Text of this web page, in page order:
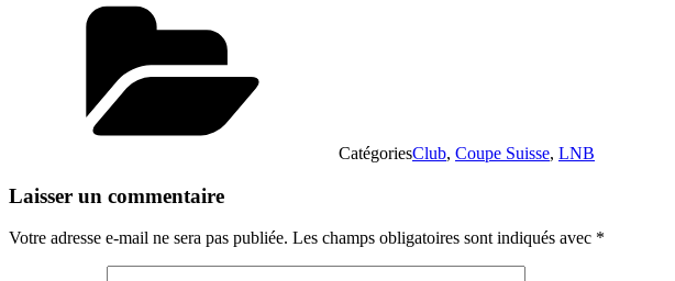
CatégoriesClub, Coupe Suisse, LNB
Laisser un commentaire
Votre adresse e-mail ne sera pas publiée. Les champs obligatoires sont indiqués avec *